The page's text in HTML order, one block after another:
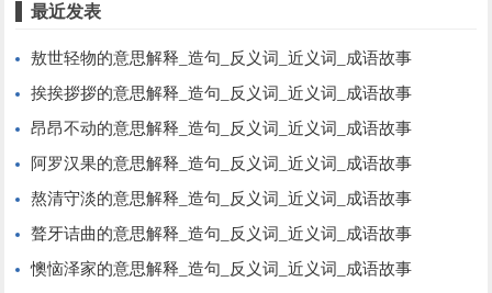
最近发表
敖世轻物的意思解释_造句_反义词_近义词_成语故事
挨挨拶拶的意思解释_造句_反义词_近义词_成语故事
昂昂不动的意思解释_造句_反义词_近义词_成语故事
阿罗汉果的意思解释_造句_反义词_近义词_成语故事
熬清守淡的意思解释_造句_反义词_近义词_成语故事
聱牙诘曲的意思解释_造句_反义词_近义词_成语故事
懊恼泽家的意思解释_造句_反义词_近义词_成语故事